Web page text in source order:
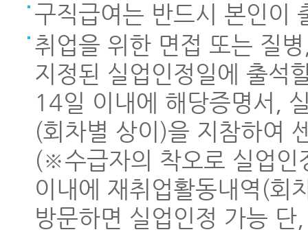
구직급여는 반드시 본인이
취업을 위한 면접 또는 질
지정된 실업인정일에 출석
14일 이내에 해당증명서,
(회차별 상이)을 지참하여
(※수급자의 착오로 실업인
이내에 재취업활동내역(회
방문하면 실업인정 가능